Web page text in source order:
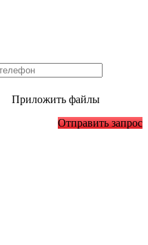
Приложить файлы
Отправить запрос